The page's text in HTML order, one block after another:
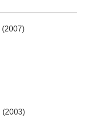
(2007)
(2003)